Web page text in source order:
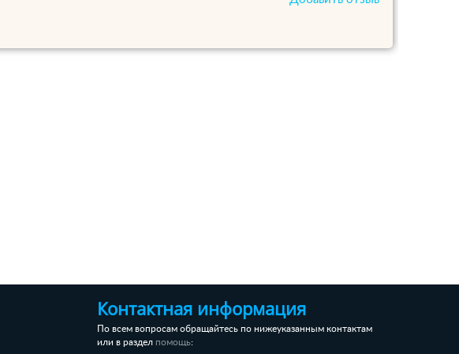
Контактная информация
По всем вопросам обращайтесь по нижеуказанным контактам
или в раздел помощь: